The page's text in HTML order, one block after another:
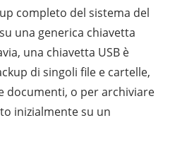
completo del sistema del
una generica chiavetta
una chiavetta USB è
di singoli file e cartelle,
documenti, o per archiviare
inizialmente su un